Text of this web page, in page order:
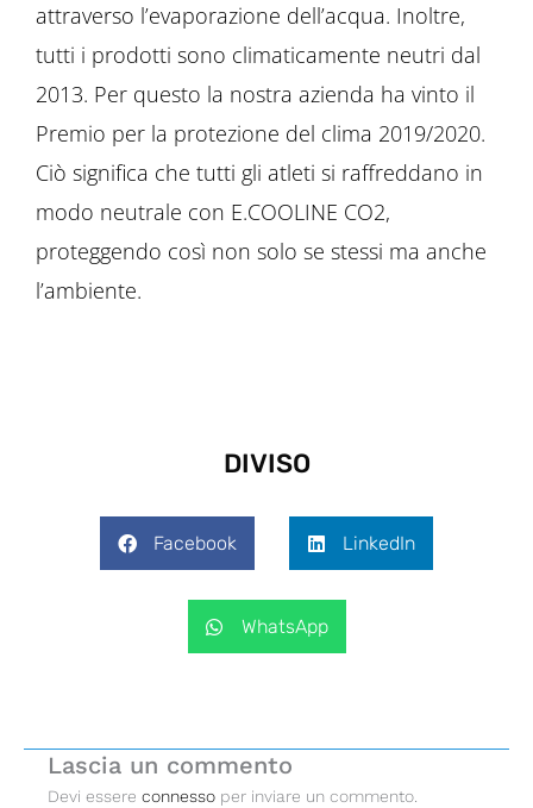
attraverso l’evaporazione dell’acqua. Inoltre,
tutti i prodotti sono climaticamente neutri dal
2013. Per questo la nostra azienda ha vinto il
Premio per la protezione del clima 2019/2020.
Ciò significa che tutti gli atleti si raffreddano in
modo neutrale con E.COOLINE CO2,
proteggendo così non solo se stessi ma anche
l’ambiente.
DIVISO
Facebook LinkedIn
WhatsApp
Lascia un commento
Devi essere connesso per inviare un commento.